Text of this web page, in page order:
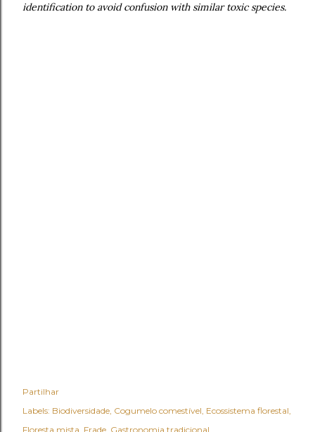
identification to avoid confusion with similar toxic species.
Partilhar
Labels: Biodiversidade Cogumelo comestível Ecossistema florestal
Floresta mista Frade Gastronomia tradicional